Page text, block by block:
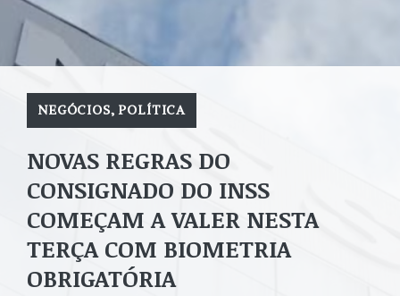
NEGÓCIOS, POLÍTICA
NOVAS REGRAS DO
CONSIGNADO DO INSS
COMEÇAM A VALER NESTA
TERÇA COM BIOMETRIA
OBRIGATÓRIA